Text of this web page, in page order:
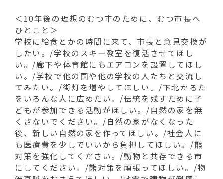
＜10年後の理想のむつ市のために、むつ市長へ
ひとこと＞
学校に給食とかの時間に来て、市長と意見交換が
したい。/学校のスキー教室を復活させてほし
い。/廊下や体育館にもエアコンを設置してほし
い。/学校で他の国や他の学校の人たちと交流し
てみたい。/街灯を増やしてほしい。/下北かるた
をいろんな人に広めたい。/伝統を残すために子
どもが参加できる活動がほしい。/自然の家を無
くさないでください。/自然の家がなくなった
後、新しい自然の家を作ってほしい。/社会人に
も医療費を少しでいいから負担してほしい。/熊
対策を強化してください。/動物と共存できる市
にしてください。/熊対策を頑張ってほしい。/物